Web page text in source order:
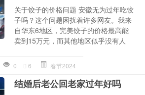
关于饺子的价格问题 安徽无为过年吃饺
子吗？这个问题困扰着许多网友。我来
自华东6地区，完美饺子的价格最高能
卖到15万元，而其他地区似乎没有人
0 6 春节2024
结婚后老公回老家过年好吗